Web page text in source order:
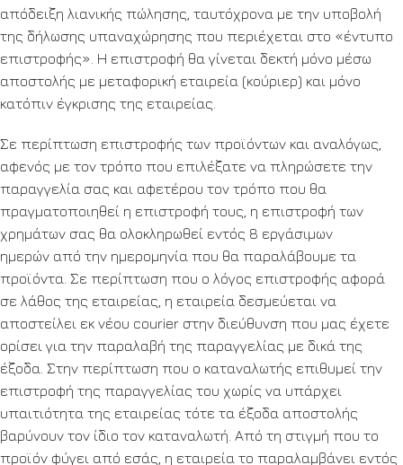
απόδειξη λιανικής πώλησης, ταυτόχρονα με την υποβολή
της δήλωσης υπαναχώρησης που περιέχεται στο «έντυπο
επιστροφής». Η επιστροφή θα γίνεται δεκτή μόνο μέσω
αποστολής με μεταφορική εταιρεία (κούριερ) και μόνο
κατόπιν έγκρισης της εταιρείας.
Σε περίπτωση επιστροφής των προϊόντων και αναλόγως,
αφενός με τον τρόπο που επιλέξατε να πληρώσετε την
παραγγελία σας και αφετέρου τον τρόπο που θα
πραγματοποιηθεί η επιστροφή τους, η επιστροφή των
χρημάτων σας θα ολοκληρωθεί εντός 8 εργάσιμων
ημερών από την ημερομηνία που θα παραλάβουμε τα
προϊόντα. Σε περίπτωση που ο λόγος επιστροφής αφορά
σε λάθος της εταιρείας, η εταιρεία δεσμεύεται να
αποστείλει εκ νέου courier στην διεύθυνση που μας έχετε
ορίσει για την παραλαβή της παραγγελίας με δικά της
έξοδα. Στην περίπτωση που ο καταναλωτής επιθυμεί την
επιστροφή της παραγγελίας του χωρίς να υπάρχει
υπαιτιότητα της εταιρείας τότε τα έξοδα αποστολής
βαρύνουν τον ίδιο τον καταναλωτή. Από τη στιγμή που το
προϊόν φύγει από εσάς, η εταιρεία το παραλαμβάνει εντός